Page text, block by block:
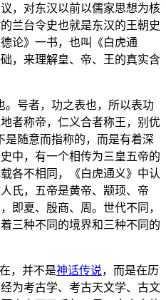
，对东汉以前以儒家思想为核
兰台令史也就是东汉的王朝史
论》一书，也叫《白虎通
，来理解皇、帝、王的真实含
。号者，功之表也，所以表功
者称帝，仁义合者称王，别优
是随意而指称的，而是有着深
中，有一个相传为三皇五帝的
各不相同，《白虎通义》中认
氏，五帝是黄帝、颛顼、帝
即夏、殷商、周。世代不同，
三种不同的境界和三种不同的
，并不是神话传说，而是在历
为考古学、考古天文学、古文